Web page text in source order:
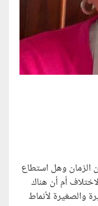
الزمان وهل استطاع
أم أن هناك
والصغيرة لأنماط